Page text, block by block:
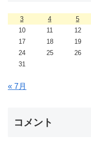
3
4 5
10
11 12
17
18 19
24
25 26
31
« 7月
コメント